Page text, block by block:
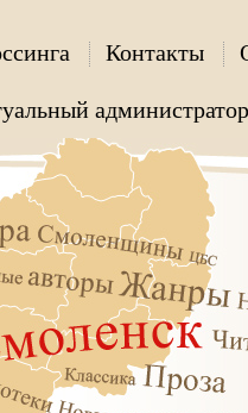
Контакты
администратор